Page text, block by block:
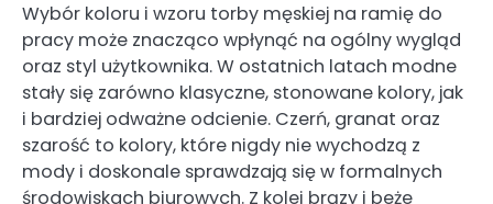
Wybór koloru i wzoru torby męskiej na ramię do
pracy może znacząco wpłynąć na ogólny wygląd
oraz styl użytkownika. W ostatnich latach modne
stały się zarówno klasyczne, stonowane kolory, jak
i bardziej odważne odcienie. Czerń, granat oraz
szarość to kolory, które nigdy nie wychodzą z
mody i doskonale sprawdzają się w formalnych
środowiskach biurowych. Z kolei brązy i beże